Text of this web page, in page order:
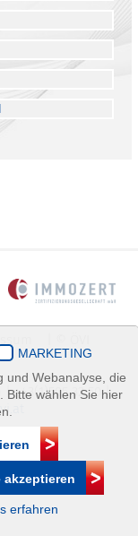
+43(1)505 32 50 |
MARKETING
und Webanalyse, die
Bitte wählen Sie hier
akzeptieren
erfahren